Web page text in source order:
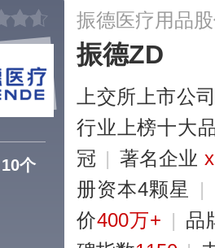
10个
振德医疗用品
振德ZD
上交所上市公
行业上榜十大
冠 | 著名企业
册资本4颗星
|
价400万+ | 品